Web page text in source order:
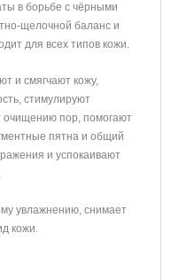
в борьбе с чёрными
щелочной баланс и
для всех типов кожи.
и смягчают кожу,
стимулируют
очищению пор, помогают
пятна и общий
и успокаивают
увлажнению, снимает
кожи.